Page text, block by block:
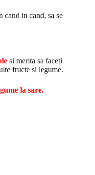
cand in cand, sa se
si merita sa faceti
fructe si legume.
la sare.